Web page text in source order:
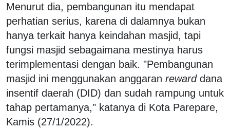
Menurut dia, pembangunan itu mendapat
perhatian serius, karena di dalamnya bukan
hanya terkait hanya keindahan masjid, tapi
fungsi masjid sebagaimana mestinya harus
terimplementasi dengan baik. "Pembangunan
masjid ini menggunakan anggaran rewarddana
insentif daerah (DID) dan sudah rampung untuk
tahap pertamanya," katanya di Kota Parepare,
Kamis (27/1/2022).